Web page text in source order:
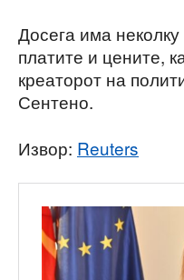
Досега има
платите и цените,
креаторот на
Сентено.
Извор: Reuters